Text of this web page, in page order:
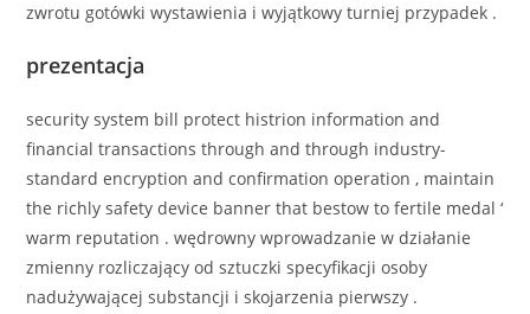
zwrotu gotówki wystawienia i wyjątkowy turniej przypadek .
prezentacja
security system bill protect histrion information and
financial transactions through and through industry-
standard encryption and confirmation operation , maintain
the richly safety device banner that bestow to fertile medal ‘
warm reputation . wędrowny wprowadzanie w działanie
zmienny rozliczający od sztuczki specyfikacji osoby
nadużywającej substancji i skojarzenia pierwszy .